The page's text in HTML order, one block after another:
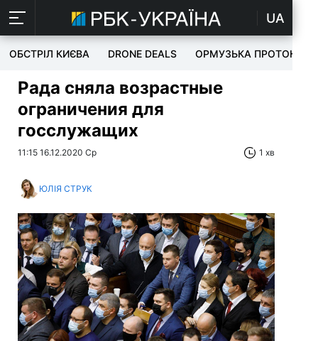
UA
ОБСТРІЛ КИЄВА DRONE DEALS ОРМУЗЬКА ПРОТОКА
Рада сняла возрастные
ограничения для
госслужащих
11:15 16.12.2020 Ср 1 хв
ЮЛІЯ СТРУК